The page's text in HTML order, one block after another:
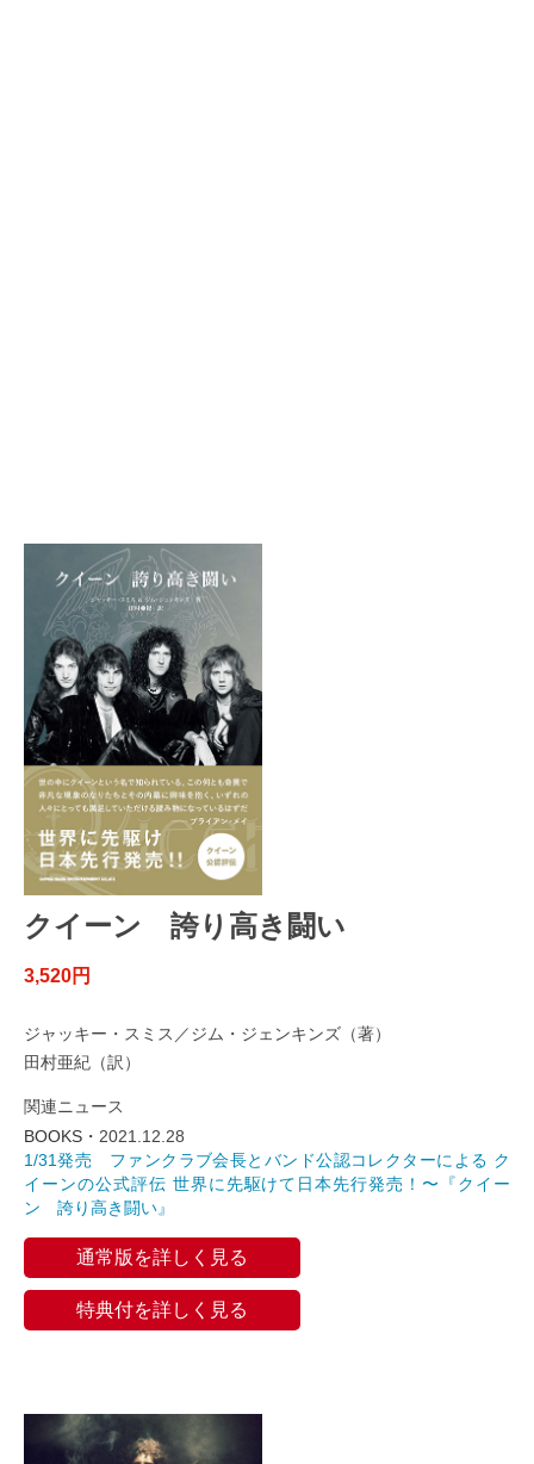
クイーン 誇り高き闘い
3,520円
ジャッキー・スミス／ジム・ジェンキンズ（著）
田村亜紀（訳）
関連ニュース
BOOKS・ 2021.12.28
1/31発売 ファンクラブ会長とバンド公認コレクターによる ク
イーンの公式評伝 世界に先駆けて日本先行発売！〜『クイー
ン 誇り高き闘い』
通常版を詳しく見る
特典付を詳しく見る